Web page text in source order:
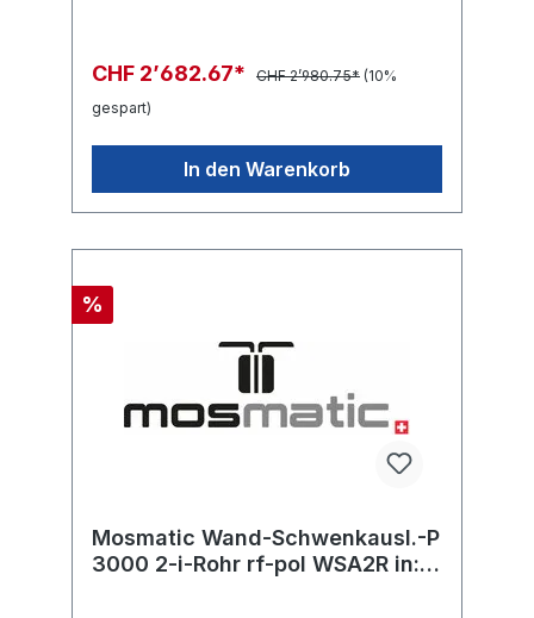
CHF 2’682.67* CHF 2’980.75* (10%
gespart)
In den Warenkorb
%
Mosmatic Wand-Schwenkausl.-P
3000 2-i-Rohr rf-pol WSA2R in:...